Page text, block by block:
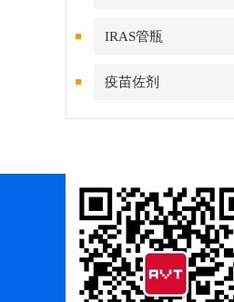
IRAS管瓶
疫苗佐剂